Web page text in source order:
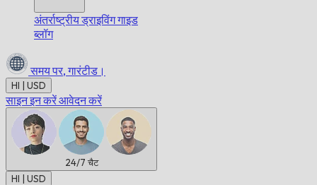
अंतर्राष्ट्रीय ड्राइविंग गाइड
ब्लॉग
समय पर, गारंटीड।
HI | USD
साइन इन करेंआवेदन करें
24/7 चैट
HI | USD